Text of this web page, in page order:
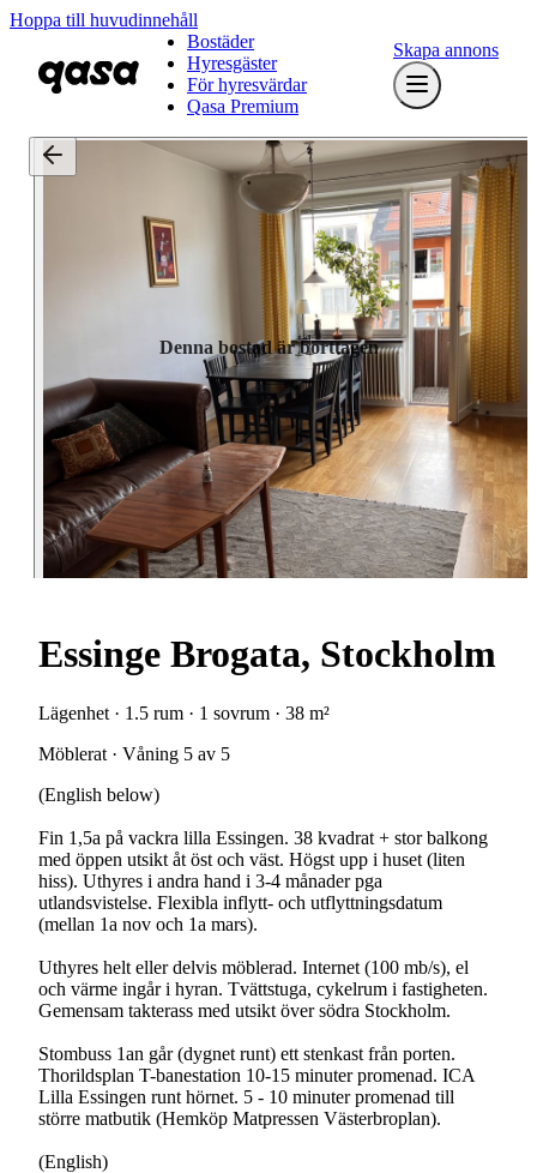
Hoppa till huvudinnehåll
Bostäder
Hyresgäster
För hyresvärdar
Qasa Premium
Skapa annons
Denna bostad är borttagen
Essinge Brogata, Stockholm
Lägenhet · 1.5 rum · 1 sovrum · 38 m²
Möblerat · Våning 5 av 5
(English below)
Fin 1,5a på vackra lilla Essingen. 38 kvadrat + stor balkong
med öppen utsikt åt öst och väst. Högst upp i huset (liten
hiss). Uthyres i andra hand i 3-4 månader pga
utlandsvistelse. Flexibla inflytt- och utflyttningsdatum
(mellan 1a nov och 1a mars).
Uthyres helt eller delvis möblerad. Internet (100 mb/s), el
och värme ingår i hyran. Tvättstuga, cykelrum i fastigheten.
Gemensam takterass med utsikt över södra Stockholm.
Stombuss 1an går (dygnet runt) ett stenkast från porten.
Thorildsplan T-banestation 10-15 minuter promenad. ICA
Lilla Essingen runt hörnet. 5 - 10 minuter promenad till
större matbutik (Hemköp Matpressen Västerbroplan).
(English)